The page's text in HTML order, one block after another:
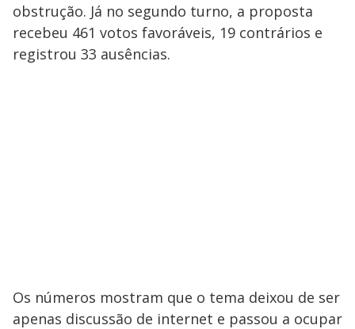
obstrução. Já no segundo turno, a proposta
recebeu 461 votos favoráveis, 19 contrários e
registrou 33 ausências.
Os números mostram que o tema deixou de ser
apenas discussão de internet e passou a ocupar